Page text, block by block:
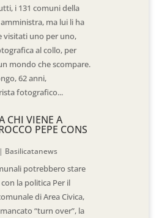
i 131 comuni della
ma lui li ha
visitati uno per uno,
al collo, per
mondo che scompare.
62 anni,
fotografico...
CHI VIENE A
PEPE CONS
| Basilicatanews
potrebbero stare
la politica Per il
di Area Civica,
“turn over”, la